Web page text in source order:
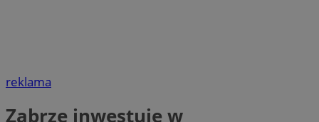
reklama
Zabrze inwestuje w